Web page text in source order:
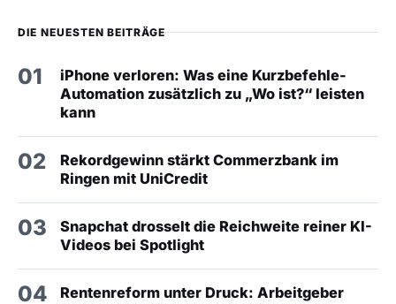
DIE NEUESTEN BEITRÄGE
01
iPhone verloren: Was eine Kurzbefehle-
Automation zusätzlich zu „Wo ist?“ leisten
kann
02
Rekordgewinn stärkt Commerzbank im
Ringen mit UniCredit
03
Snapchat drosselt die Reichweite reiner KI-
Videos bei Spotlight
04
Rentenreform unter Druck: Arbeitgeber